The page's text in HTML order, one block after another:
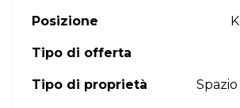
Posizione
Tipo di offerta
Tipo di proprietà